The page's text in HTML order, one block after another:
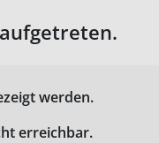
werden.
erreichbar.